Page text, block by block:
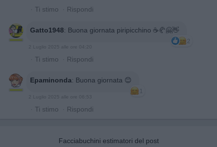
· Ti stimo · Rispondi
Gatto1948: Buona giornata piripicchino ☕🥐🤗👋
2
· Ti stimo · Rispondi
Epaminonda: Buona giornata 😊
1
· Ti stimo · Rispondi
Facciabuchini estimatori del post